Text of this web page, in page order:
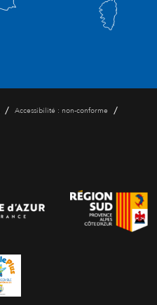
/ Accessibilité : non-conforme /